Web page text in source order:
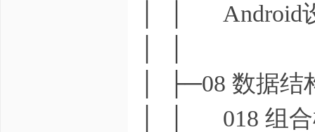
│ │ Android设
│ ├─08 数据结
│ │ 018 组合